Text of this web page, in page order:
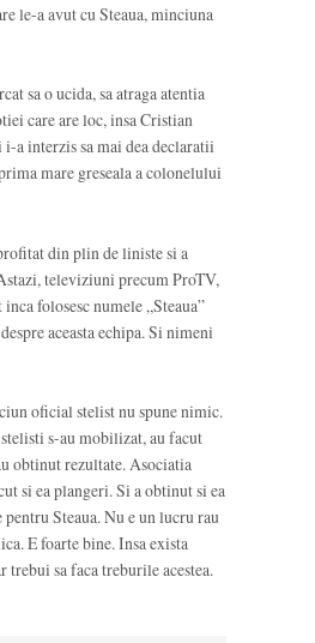
le-a avut cu Steaua, minciuna
sa o ucida, sa atraga atentia
care are loc, insa Cristian
a interzis sa mai dea declaratii
mare greseala a colonelului
din plin de liniste si a
televiziuni precum ProTV,
folosesc numele „Steaua”
aceasta echipa. Si nimeni
oficial stelist nu spune nimic.
s-au mobilizat, au facut
obtinut rezultate. Asociatia
si ea plangeri. Si a obtinut si ea
Steaua. Nu e un lucru rau
E foarte bine. Insa exista
trebui sa faca treburile acestea.